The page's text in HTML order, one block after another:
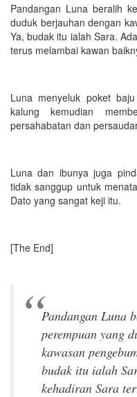
Pandangan Luna beralih
duduk berjauhan dengan
Ya, budak itu ialah Sara.
terus melambai kawan
Luna menyeluk poket
kalung kemudian
persahabatan dan
Luna dan ibunya juga
tidak sanggup untuk
Dato yang sangat keji itu.
[The End]
Pandangan Luna
perempuan yang
kawasan
budak itu ialah
kehadiran Sara